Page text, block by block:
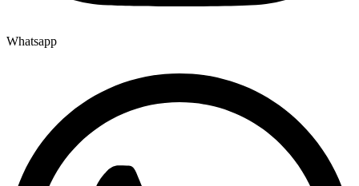
Whatsapp